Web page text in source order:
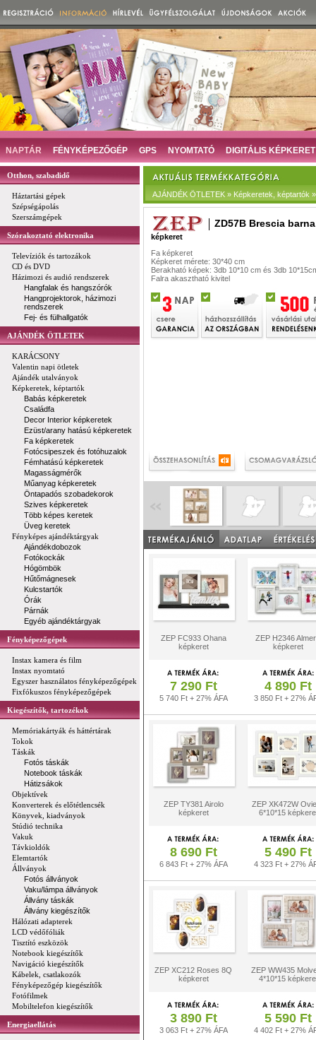
NAPTÁR FÉNYKÉPEZŐGÉP GPS NYOMTATÓ DIGITÁLIS KÉPKERET
Otthon, szabadidő
Háztartási gépek
Szépségápolás
Szerszámgépek
Szórakoztató elektronika
Televíziók és tartozákok
CD és DVD
Házimozi és audió rendszerek
Hangfalak és hangszórók
Hangprojektorok, házimozi
rendszerek
Fej- és fülhallgatók
AJÁNDÉK ÖTLETEK
KARÁCSONY
Valentin napi ötletek
Ajándék utalványok
Képkeretek, képtartók
Babás képkeretek
Családfa
Decor Interior képkeretek
Ezüst/arany hatású képkeretek
Fa képkeretek
Fotócsipeszek és fotóhuzalok
Fémhatású képkeretek
Magasságmérők
Műanyag képkeretek
Öntapadós szobadekorok
Szives képkeretek
Több képes keretek
Üveg keretek
Fényképes ajándéktárgyak
Ajándékdobozok
Fotókockák
Hógömbök
Hűtőmágnesek
Kulcstartók
Órák
Párnák
Egyéb ajándéktárgyak
Fényképezőgépek
Instax kamera és film
Instax nyomtató
Egyszer használatos fényképezőgépek
Fixfókuszos fényképezőgépek
Kiegészítők, tartozékok
Memóriakártyák és háttértárak
Tokok
Táskák
Fotós táskák
Notebook táskák
Hátizsákok
Objektívek
Konverterek és előtétlencsék
Könyvek, kiadványok
Stúdió technika
Vakuk
Távkioldók
Elemtartók
Állványok
Fotós állványok
Vaku/lámpa állványok
Állvány táskák
Állvány kiegészítők
Hálózati adapterek
LCD védőfóliák
Tisztító eszközök
Notebook kiegészítők
Navigáció kiegészítők
Kábelek, csatlakozók
Fényképezőgép kiegészítők
Fotófilmek
Mobiltelefon kiegészítők
Energiaellátás
AJÁNDÉK ÖTLETEK » Képkeretek, képtartók
ZD57B Brescia barna
képkeret
Fa képkeret
Képkeret mérete: 30*40 cm
Berakható képek: 3db 10*10 cm és 3db
Falra akasztható kivitel
ZEP FC933 Ohana
képkeret
ZEP H2346
képkeret
7 290 Ft
5 740 Ft + 27% ÁFA
4 890 Ft
3 850 Ft + 27%
ZEP TY381 Airolo
képkeret
ZEP XK472W
6*10*15
8 690 Ft
6 843 Ft + 27% ÁFA
5 490 Ft
4 323 Ft + 27%
ZEP XC212 Roses 8Q
képkeret
ZEP WW435
4*10*15
3 890 Ft
3 063 Ft + 27% ÁFA
5 590 Ft
4 402 Ft + 27%